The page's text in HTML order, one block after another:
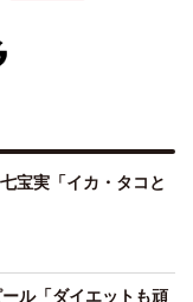
宝実「イカ・タコと
ル「ダイエットも頑